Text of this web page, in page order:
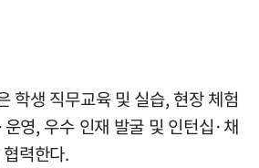
학생 직무교육 및 실습, 현장 체험
영, 우수 인재 발굴 및 인턴십·채
력한다.